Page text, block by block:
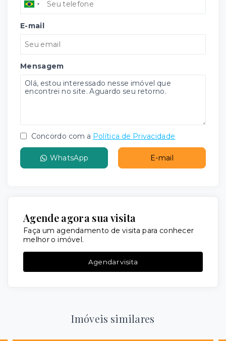
E-mail
Mensagem
Concordo com a Política de Privacidade
WhatsApp E-mail
Agende agora sua visita
Faça um agendamento de visita para conhecer
melhor o imóvel.
Agendar visita
Imóveis similares